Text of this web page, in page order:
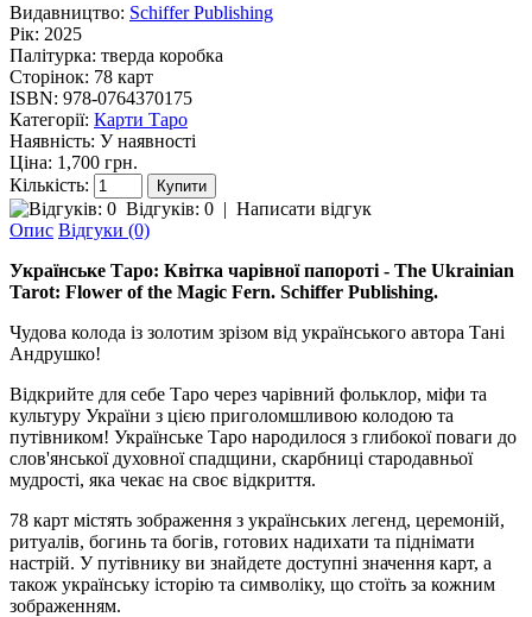
Видавництво: Schiffer Publishing
Рік: 2025
Палітурка: тверда коробка
Сторінок: 78 карт
ISBN: 978-0764370175
Категорії: Карти Таро
Наявність: У наявності
Ціна: 1,700 грн.
Кількість:
Відгуків: 0 | Написати відгук
Опис Відгуки (0)
Українське Таро: Квітка чарівної папороті - The Ukrainian
Tarot: Flower of the Magic Fern. Schiffer Publishing.
Чудова колода із золотим зрізом від українського автора Тані
Андрушко!
Відкрийте для себе Таро через чарівний фольклор, міфи та
культуру України з цією приголомшливою колодою та
путівником! Українське Таро народилося з глибокої поваги до
слов'янської духовної спадщини, скарбниці стародавньої
мудрості, яка чекає на своє відкриття.
78 карт містять зображення з українських легенд, церемоній,
ритуалів, богинь та богів, готових надихати та піднімати
настрій. У путівнику ви знайдете доступні значення карт, а
також українську історію та символіку, що стоїть за кожним
зображенням.